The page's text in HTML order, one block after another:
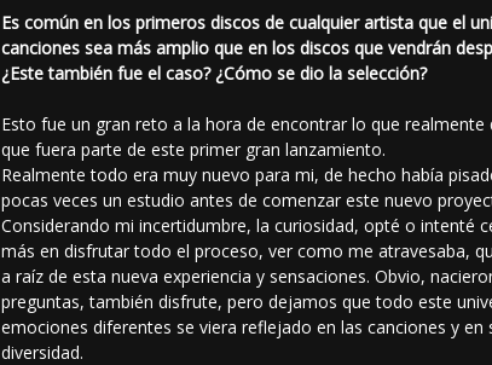
Es común en los primeros discos de cualquier artista que el
canciones sea más amplio que en los discos que vendrán
¿Este también fue el caso? ¿Cómo se dio la selección?
Esto fue un gran reto a la hora de encontrar lo que realmente
que fuera parte de este primer gran lanzamiento.
Realmente todo era muy nuevo para mi, de hecho había
pocas veces un estudio antes de comenzar este nuevo
Considerando mi incertidumbre, la curiosidad, opté o intenté
más en disfrutar todo el proceso, ver como me atravesaba,
a raíz de esta nueva experiencia y sensaciones. Obvio,
preguntas, también disfrute, pero dejamos que todo este
emociones diferentes se viera reflejado en las canciones y en
diversidad.